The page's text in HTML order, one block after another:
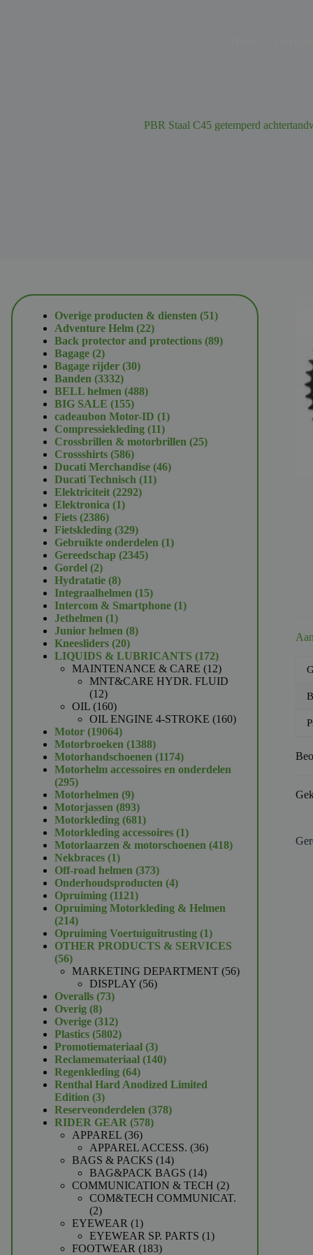
PBR Staal C45 getemperd
Overige producten & diensten 5151
Adventure Helm 2222
producten
Back protector and protections 8989
Bagage 22
producten
Bagage rijder 3030
Banden 33323332
producten
BELL helmen 488488
BIG SALE 155155
producten
cadeaubon Motor-ID 11
Compressiekleding 1111
producten
Crossbrillen & motorbrillen 2525
Crossshirts 586586
producten
Ducati Merchandise 4646
Ducati Technisch 1111
Elektriciteit 22922292
Elektronica 11
Fiets 23862386
producten
Fietskleding 329329
producten
Gebruikte onderdelen 11
Gereedschap 23452345
Gordel 22
producten
Hydratatie 88
producten
Integraalhelmen 1515
producten
Intercom & Smartphone 11
Jethelmen 11
product
Junior helmen 88
Kneesliders 2020
producten
LIQUIDS & LUBRICANTS 172172
producten
MAINTENANCE & CARE 1212
producten
MNT&CARE HYDR. FLUID
1212
producten
OIL 160160
producten
OIL ENGINE 4-STROKE 160160
Motor 1906419064
producten
Motorbroeken 13881388
producten
Motorhandschoenen 11741174
producten
Motorhelm accessoires en onderdelen
295295
producten
Motorhelmen 99
producten
Motorjassen 893893
producten
Motorkleding 681681
producten
Motorkleding accessoires 11
product
Motorlaarzen & motorschoenen 418418
Nekbraces 11
product
Off-road helmen 373373
producten
Onderhoudsproducten 44
Opruiming 11211121
producten
Opruiming Motorkleding & Helmen
214214
producten
Opruiming Voertuiguitrusting 11
product
OTHER PRODUCTS & SERVICES
5656
producten
MARKETING DEPARTMENT 5656
DISPLAY 5656
Overalls 7373
Overig 88
producten
Overige 312312
producten
Plastics 58025802
producten
Promotiemateriaal 33
producten
Reclamemateriaal 140140
Regenkleding 6464
producten
Renthal Hard Anodized Limited
Edition 33
producten
Reserveonderdelen 378378
RIDER GEAR 578578
APPAREL 3636
producten
APPAREL ACCESS. 3636
BAGS & PACKS 1414
producten
BAG&PACK BAGS 1414
producten
COMMUNICATION & TECH 22
producten
COM&TECH COMMUNICAT.
22
producten
EYEWEAR 11
product
EYEWEAR SP. PARTS 11
FOOTWEAR 183183